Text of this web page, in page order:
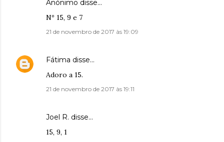
Anónimo disse…
Nº 15, 9 e 7
21 de novembro de 2017 às 19:09
Fátima disse…
Adoro a 15.
21 de novembro de 2017 às 19:11
Joel R. disse…
15, 9, 1